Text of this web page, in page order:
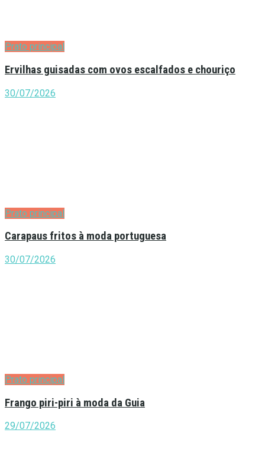
Prato principal
Ervilhas guisadas com ovos escalfados e chouriço
30/07/2026
Prato principal
Carapaus fritos à moda portuguesa
30/07/2026
Prato principal
Frango piri-piri à moda da Guia
29/07/2026